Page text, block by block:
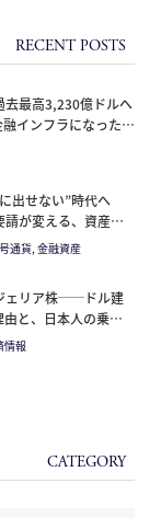
最高3,230億ドルへ
インフラになった。
どの通貨の器か」
出せない”時代へ
が変える、資産防
通貨, 金融資産
ェリア株──ドル建
と、日本人の乗り
情報